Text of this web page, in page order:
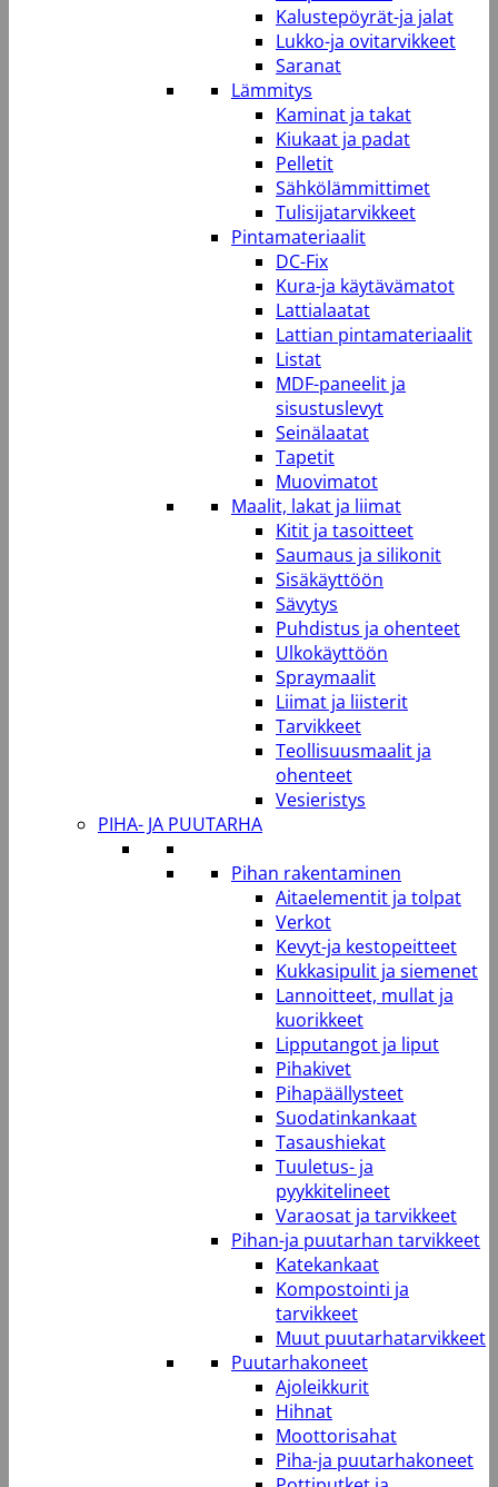
Kalustepöyrät-ja jalat
Lukko-ja ovitarvikkeet
Saranat
Lämmitys
Kaminat ja takat
Kiukaat ja padat
Pelletit
Sähkölämmittimet
Tulisijatarvikkeet
Pintamateriaalit
DC-Fix
Kura-ja käytävämatot
Lattialaatat
Lattian pintamateriaalit
Listat
MDF-paneelit ja
sisustuslevyt
Seinälaatat
Tapetit
Muovimatot
Maalit, lakat ja liimat
Kitit ja tasoitteet
Saumaus ja silikonit
Sisäkäyttöön
Sävytys
Puhdistus ja ohenteet
Ulkokäyttöön
Spraymaalit
Liimat ja liisterit
Tarvikkeet
Teollisuusmaalit ja
ohenteet
Vesieristys
PIHA- JA PUUTARHA
Pihan rakentaminen
Aitaelementit ja tolpat
Verkot
Kevyt-ja kestopeitteet
Kukkasipulit ja siemenet
Lannoitteet, mullat ja
kuorikkeet
Lipputangot ja liput
Pihakivet
Pihapäällysteet
Suodatinkankaat
Tasaushiekat
Tuuletus- ja
pyykkitelineet
Varaosat ja tarvikkeet
Pihan-ja puutarhan tarvikkeet
Katekankaat
Kompostointi ja
tarvikkeet
Muut puutarhatarvikkeet
Puutarhakoneet
Ajoleikkurit
Hihnat
Moottorisahat
Piha-ja puutarhakoneet